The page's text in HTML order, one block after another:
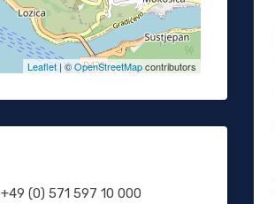
Leaflet| ©OpenStreetMapcontributors
+49 (0) 571 597 10 000